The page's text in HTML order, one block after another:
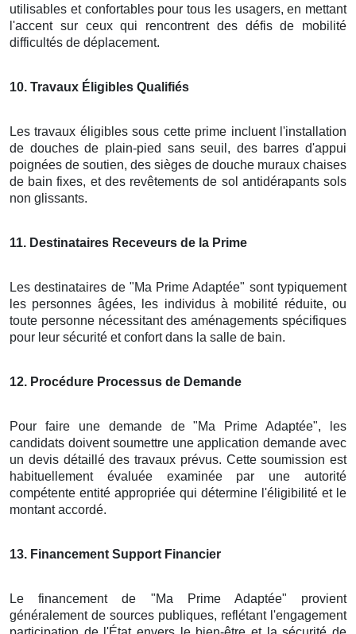
utilisables et confortables pour tous les usagers, en mettant
l'accent sur ceux qui rencontrent des défis de mobilité
difficultés de déplacement.
10. Travaux Éligibles Qualifiés
Les travaux éligibles sous cette prime incluent l'installation
de douches de plain-pied sans seuil, des barres d'appui
poignées de soutien, des sièges de douche muraux chaises
de bain fixes, et des revêtements de sol antidérapants sols
non glissants.
11. Destinataires Receveurs de la Prime
Les destinataires de "Ma Prime Adaptée" sont typiquement
les personnes âgées, les individus à mobilité réduite, ou
toute personne nécessitant des aménagements spécifiques
pour leur sécurité et confort dans la salle de bain.
12. Procédure Processus de Demande
Pour faire une demande de "Ma Prime Adaptée", les
candidats doivent soumettre une application demande avec
un devis détaillé des travaux prévus. Cette soumission est
habituellement évaluée examinée par une autorité
compétente entité appropriée qui détermine l'éligibilité et le
montant accordé.
13. Financement Support Financier
Le financement de "Ma Prime Adaptée" provient
généralement de sources publiques, reflétant l'engagement